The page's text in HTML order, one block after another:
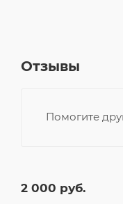
Отзывы
Помогите
2 000 руб.